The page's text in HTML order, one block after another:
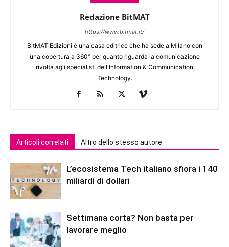
Redazione BitMAT
https://www.bitmat.it/
BitMAT Edizioni è una casa editrice che ha sede a Milano con
una copertura a 360° per quanto riguarda la comunicazione
rivolta agli specialisti dell'lnformation & Communication
Technology.
Articoli correlati Altro dello stesso autore
L’ecosistema Tech italiano sfiora i 140
miliardi di dollari
Settimana corta? Non basta per
lavorare meglio